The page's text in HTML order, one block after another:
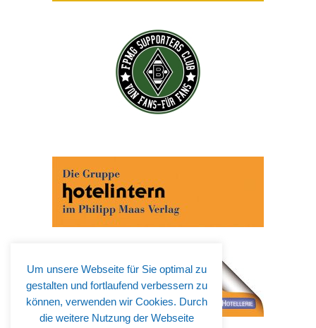
Um unsere Webseite für Sie optimal zu
gestalten und fortlaufend verbessern zu
können, verwenden wir Cookies. Durch
die weitere Nutzung der Webseite